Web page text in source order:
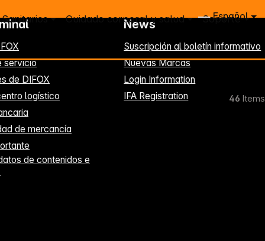
Español
Sanitarios Cuidado corporal y salud Soporte
46 Items
servicio
de DIFOX
logístico
de mercancía
de contenidos e
News
Suscripción al boletín informativo
Nuevas Marcas
Login Information
IFA Registration